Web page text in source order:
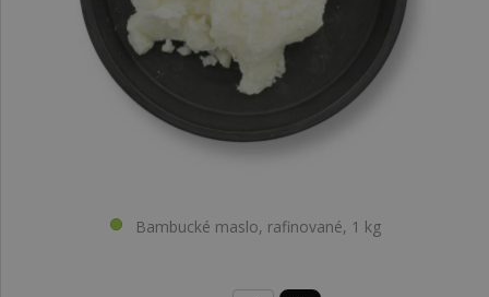
Bambucké maslo, rafinované, 1 kg